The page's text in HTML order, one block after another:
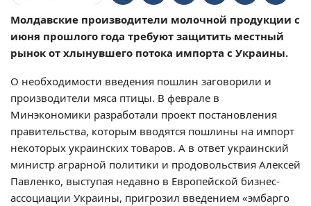
Молдавские производители молочной продукции с
июня прошлого года требуют защитить местный
рынок от хлынувшего потока импорта с Украины.
О необходимости введения пошлин заговорили и
производители мяса птицы. В феврале в
Минэкономики разработали проект постановления
правительства, которым вводятся пошлины на импорт
некоторых украинских товаров. А в ответ украинский
министр аграрной политики и продовольствия Алексей
Павленко, выступая недавно в Европейской бизнес-
ассоциации Украины, пригрозил введением «эмбарго